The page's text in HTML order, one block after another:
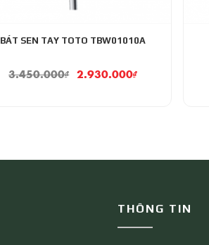
BÁT SEN TAY TOTO TBW01010A
3.450.000₫ 2.930.000₫
THÔNG TIN